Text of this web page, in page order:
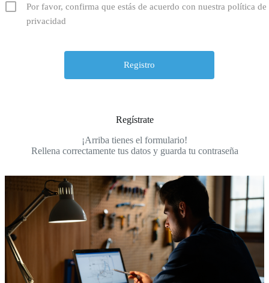
Por favor, confirma que estás de acuerdo con nuestra política de
privacidad
Regístrate
¡Arriba tienes el formulario!
Rellena correctamente tus datos y guarda tu contraseña